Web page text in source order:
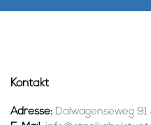
Kontakt
Adresse: Dalwagenseweg